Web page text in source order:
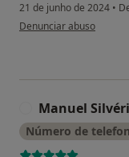
21 de junho de 2024 •
na opinião do utilizador
Denunciar abuso
Manuel
Número de